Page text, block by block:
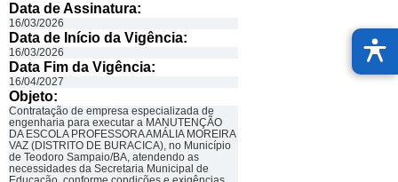
Data de Assinatura:
16/03/2026
Data de Início da Vigência:
16/03/2026
Data Fim da Vigência:
16/04/2027
Objeto:
Contratação de empresa especializada de
engenharia para executar a MANUTENÇÃO
DA ESCOLA PROFESSORA AMÁLIA MOREIRA
VAZ (DISTRITO DE BURACICA), no Município
de Teodoro Sampaio/BA, atendendo as
necessidades da Secretaria Municipal de